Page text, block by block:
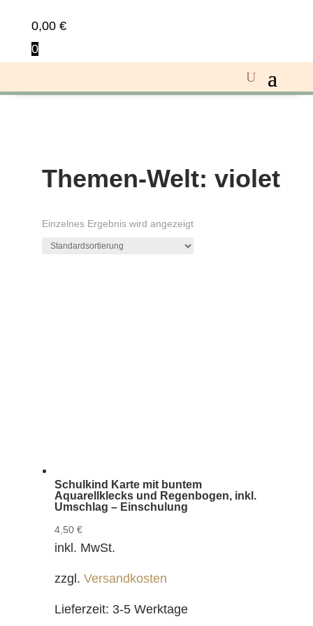
0,00 €
0
Themen-Welt: violet
Einzelnes Ergebnis wird angezeigt
Schulkind Karte mit buntem
Aquarellklecks und Regenbogen, inkl.
Umschlag – Einschulung
4,50 €
inkl. MwSt.
zzgl. Versandkosten
Lieferzeit: 3-5 Werktage